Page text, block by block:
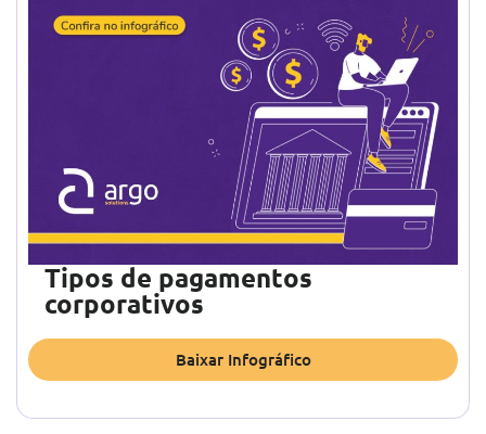
Tipos de pagamentos
corporativos
Baixar Infográfico